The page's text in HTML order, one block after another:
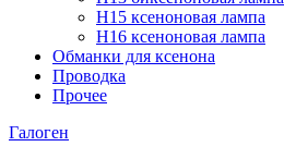
H15 ксеноновая лампа
H16 ксеноновая лампа
Обманки для ксенона
Проводка
Прочее
Галоген